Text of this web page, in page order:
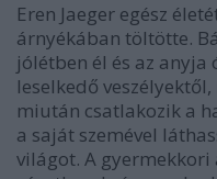
Eren Jaeger egész
árnyékában töltötte.
jólétben él és az
leselkedő
miután csatlakozik a
a saját szemével
világot. A